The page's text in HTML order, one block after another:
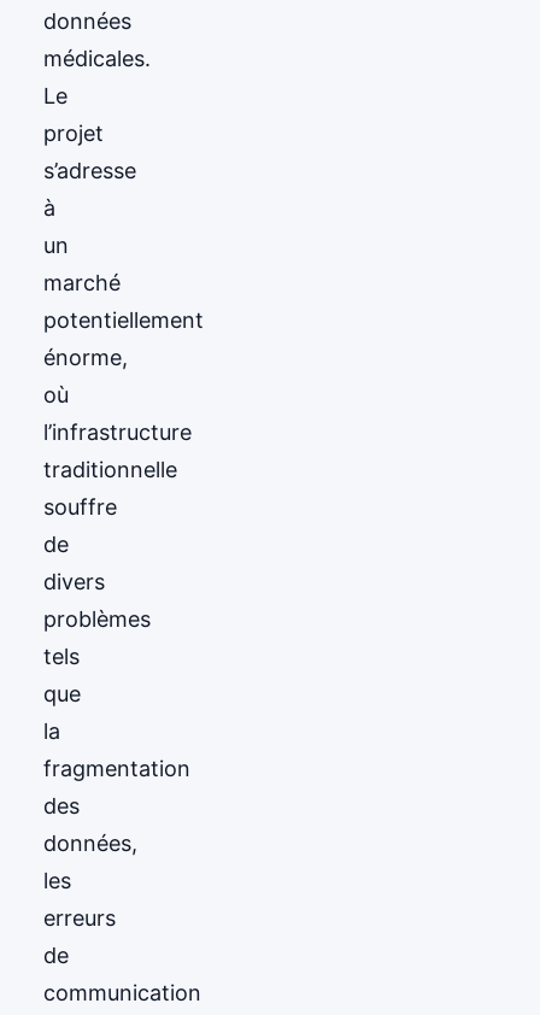
données
médicales.
Le
projet
s’adresse
à
un
marché
potentiellement
énorme,
où
l’infrastructure
traditionnelle
souffre
de
divers
problèmes
tels
que
la
fragmentation
des
données,
les
erreurs
de
communication